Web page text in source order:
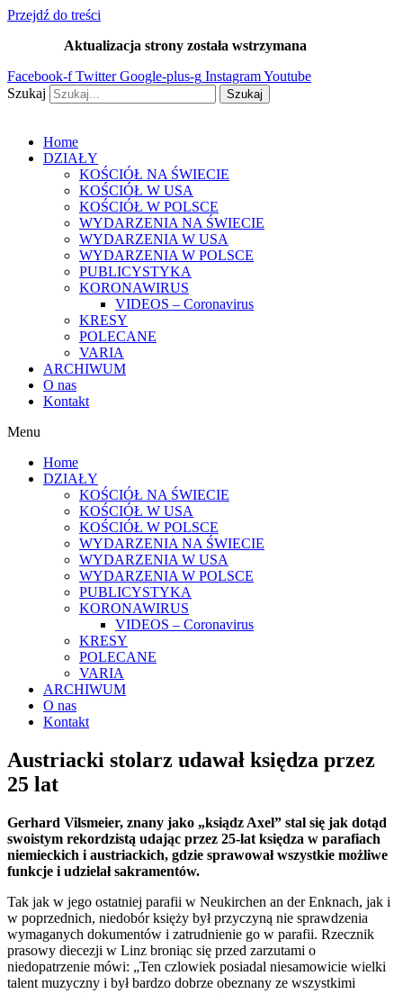
Przejdź do treści
Aktualizacja strony została wstrzymana
Facebook-f Twitter Google-plus-g InstagramYoutube
Szukaj
Szukaj
Home
DZIAŁY
KOŚCIÓŁ NA ŚWIECIE
KOŚCIÓŁ W USA
KOŚCIÓŁ W POLSCE
WYDARZENIA NA ŚWIECIE
WYDARZENIA W USA
WYDARZENIA W POLSCE
PUBLICYSTYKA
KORONAWIRUS
VIDEOS – Coronavirus
KRESY
POLECANE
VARIA
ARCHIWUM
O nas
Kontakt
Menu
Home
DZIAŁY
KOŚCIÓŁ NA ŚWIECIE
KOŚCIÓŁ W USA
KOŚCIÓŁ W POLSCE
WYDARZENIA NA ŚWIECIE
WYDARZENIA W USA
WYDARZENIA W POLSCE
PUBLICYSTYKA
KORONAWIRUS
VIDEOS – Coronavirus
KRESY
POLECANE
VARIA
ARCHIWUM
O nas
Kontakt
Austriacki stolarz udawał księdza przez
25 lat
Gerhard Vilsmeier, znany jako „ksiądz Axel” stal się jak dotąd
swoistym rekordzistą udając przez 25-lat księdza w parafiach
niemieckich i austriackich, gdzie sprawował wszystkie możliwe
funkcje i udzielał sakramentów.
Tak jak w jego ostatniej parafii w Neukirchen an der Enknach, jak i
w poprzednich, niedobór księży był przyczyną nie sprawdzenia
wymaganych dokumentów i zatrudnienie go w parafii. Rzecznik
prasowy diecezji w Linz broniąc się przed zarzutami o
niedopatrzenie mówi: „Ten czlowiek posiadal niesamowicie wielki
talent muzyczny i był bardzo dobrze obeznany ze wszystkimi